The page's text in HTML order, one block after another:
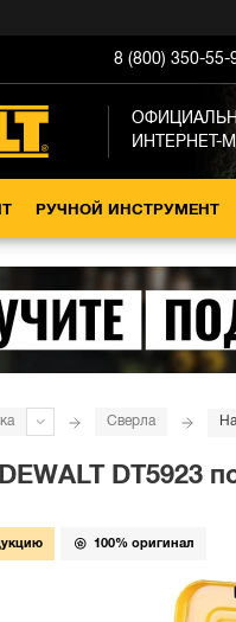
8 (800) 350-55-
ИНТЕРНЕТ-
РУЧНОЙ ИНСТРУМЕНТ
Сверла
DT5923
100% оригинал